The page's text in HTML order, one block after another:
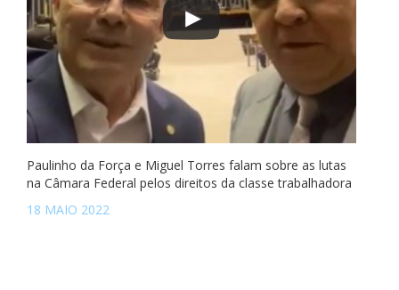
Paulinho da Força e Miguel Torres falam sobre as lutas
na Câmara Federal pelos direitos da classe trabalhadora
18 MAIO 2022